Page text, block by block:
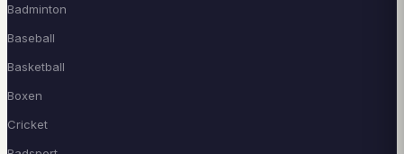
Badminton
Baseball
Basketball
Boxen
Cricket